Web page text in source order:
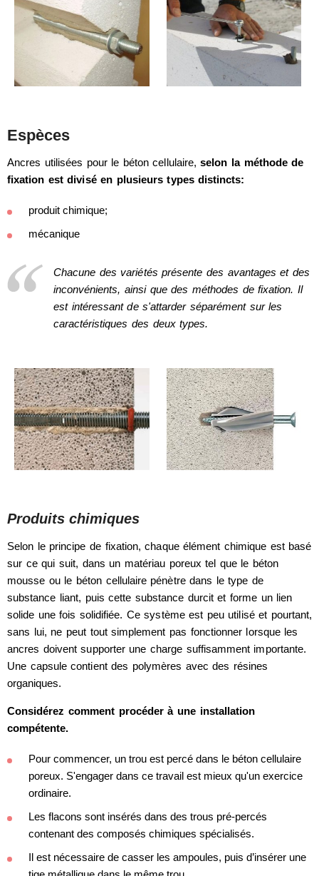
Espèces
Ancres utilisées pour le béton cellulaire, selon la méthode de
fixation est divisé en plusieurs types distincts:
produit chimique;
mécanique
Chacune des variétés présente des avantages et des
inconvénients, ainsi que des méthodes de fixation. Il
est intéressant de s'attarder séparément sur les
caractéristiques des deux types.
Produits chimiques
Selon le principe de fixation, chaque élément chimique est basé
sur ce qui suit, dans un matériau poreux tel que le béton
mousse ou le béton cellulaire pénètre dans le type de
substance liant, puis cette substance durcit et forme un lien
solide une fois solidifiée. Ce système est peu utilisé et pourtant,
sans lui, ne peut tout simplement pas fonctionner lorsque les
ancres doivent supporter une charge suffisamment importante.
Une capsule contient des polymères avec des résines
organiques.
Considérez comment procéder à une installation
compétente.
Pour commencer, un trou est percé dans le béton cellulaire
poreux. S'engager dans ce travail est mieux qu'un exercice
ordinaire.
Les flacons sont insérés dans des trous pré-percés
contenant des composés chimiques spécialisés.
Il est nécessaire de casser les ampoules, puis d’insérer une